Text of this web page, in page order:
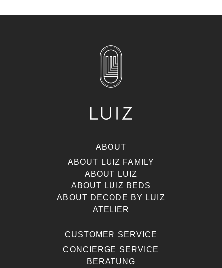
ABOUT
ABOUT LUIZ FAMILY
ABOUT LUIZ
ABOUT LUIZ BEDS
ABOUT DECODE BY LUIZ
ATELIER
CUSTOMER SERVICE
CONCIERGE SERVICE
BERATUNG